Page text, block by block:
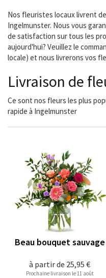
Nos fleuristes locaux livrent
Ingelmunster. Nous vous
de satisfaction sur tous les
aujourd'hui? Veuillez le
locale) et nous livrerons vos
Livraison de
Ce sont nos fleurs les plus
rapide à Ingelmunster
à partir de 25,95 €
Beau bouquet sauvage
Prochaine livraison le 11 août